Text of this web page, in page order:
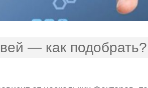
— как подобрать?